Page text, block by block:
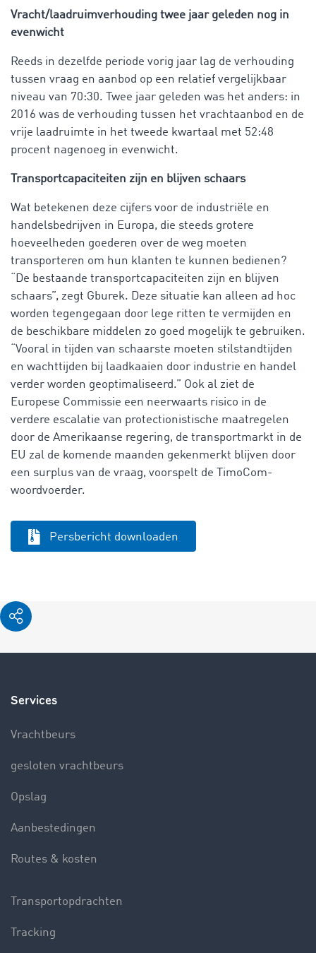
Vracht/laadruimverhouding twee jaar geleden nog in
evenwicht
Reeds in dezelfde periode vorig jaar lag de verhouding
tussen vraag en aanbod op een relatief vergelijkbaar
niveau van 70:30. Twee jaar geleden was het anders: in
2016 was de verhouding tussen het vrachtaanbod en de
vrije laadruimte in het tweede kwartaal met 52:48
procent nagenoeg in evenwicht.
Transportcapaciteiten zijn en blijven schaars
Wat betekenen deze cijfers voor de industriële en
handelsbedrijven in Europa, die steeds grotere
hoeveelheden goederen over de weg moeten
transporteren om hun klanten te kunnen bedienen?
“De bestaande transportcapaciteiten zijn en blijven
schaars”, zegt Gburek. Deze situatie kan alleen ad hoc
worden tegengegaan door lege ritten te vermijden en
de beschikbare middelen zo goed mogelijk te gebruiken.
“Vooral in tijden van schaarste moeten stilstandtijden
en wachttijden bij laadkaaien door industrie en handel
verder worden geoptimaliseerd.” Ook al ziet de
Europese Commissie een neerwaarts risico in de
verdere escalatie van protectionistische maatregelen
door de Amerikaanse regering, de transportmarkt in de
EU zal de komende maanden gekenmerkt blijven door
een surplus van de vraag, voorspelt de TimoCom-
woordvoerder.
Persbericht downloaden
Services
Vrachtbeurs
gesloten vrachtbeurs
Opslag
Aanbestedingen
Routes & kosten
Transportopdrachten
Tracking